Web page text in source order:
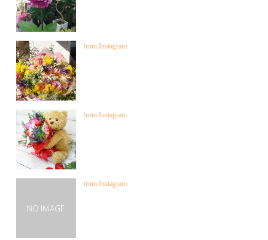
from Instagram
from Instagram
from Instagram